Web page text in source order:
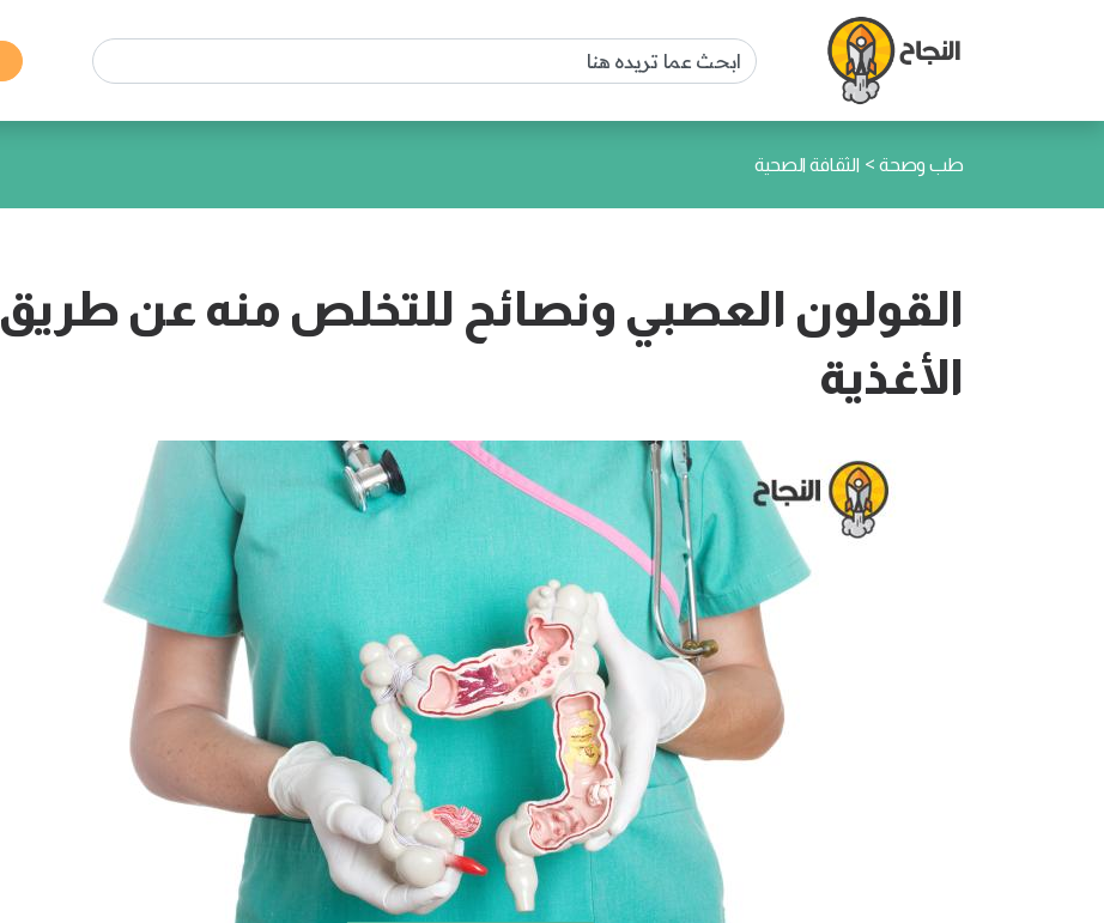
طب وصحة > الثقافة الصحية
القولون العصبي ونصائح للتخلص منه عن طريق
الأغذية